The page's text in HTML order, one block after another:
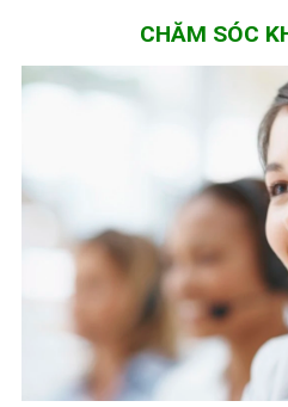
CHĂM SÓC